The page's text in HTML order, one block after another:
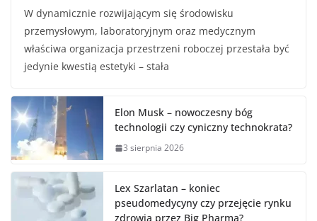
W dynamicznie rozwijającym się środowisku
przemysłowym, laboratoryjnym oraz medycznym
właściwa organizacja przestrzeni roboczej przestała być
jedynie kwestią estetyki – stała
Elon Musk – nowoczesny bóg
technologii czy cyniczny technokrata?
3 sierpnia 2026
Lex Szarlatan – koniec
pseudomedycyny czy przejęcie rynku
zdrowia przez Big Pharma?